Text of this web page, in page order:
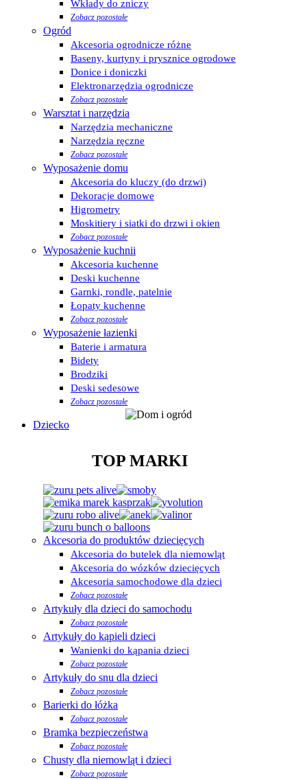
Wkłady do zniczy
Zobacz pozostałe
Ogród
Akcesoria ogrodnicze różne
Baseny, kurtyny i prysznice ogrodowe
Donice i doniczki
Elektronarzędzia ogrodnicze
Zobacz pozostałe
Warsztat i narzędzia
Narzędzia mechaniczne
Narzędzia ręczne
Zobacz pozostałe
Wyposażenie domu
Akcesoria do kluczy (do drzwi)
Dekoracje domowe
Higrometry
Moskitiery i siatki do drzwi i okien
Zobacz pozostałe
Wyposażenie kuchnii
Akcesoria kuchenne
Deski kuchenne
Garnki, rondle, patelnie
Łopaty kuchenne
Zobacz pozostałe
Wyposażenie łazienki
Baterie i armatura
Bidety
Brodziki
Deski sedesowe
Zobacz pozostałe
Dziecko
TOP MARKI
Akcesoria do produktów dziecięcych
Akcesoria do butelek dla niemowląt
Akcesoria do wózków dziecięcych
Akcesoria samochodowe dla dzieci
Zobacz pozostałe
Artykuły dla dzieci do samochodu
Zobacz pozostałe
Artykuły do kąpieli dzieci
Wanienki do kąpania dzieci
Zobacz pozostałe
Artykuły do snu dla dzieci
Zobacz pozostałe
Barierki do łóżka
Zobacz pozostałe
Bramka bezpieczeństwa
Zobacz pozostałe
Chusty dla niemowląt i dzieci
Zobacz pozostałe